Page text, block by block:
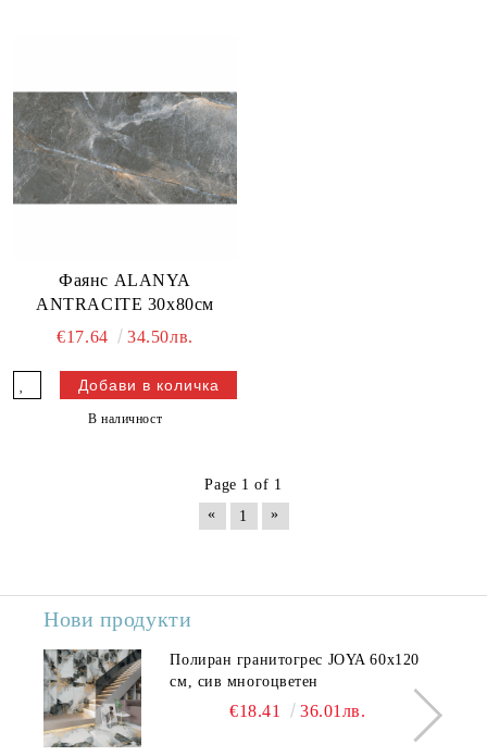
Фаянс ALANYA
ANTRACITE 30х80см
€17.64
34.50лв.
В наличност
Page 1 of 1
«
1 »
Нови продукти
Полиран гранитогрес JOYA 60x120
см, сив многоцветен
€18.41 36.01лв.